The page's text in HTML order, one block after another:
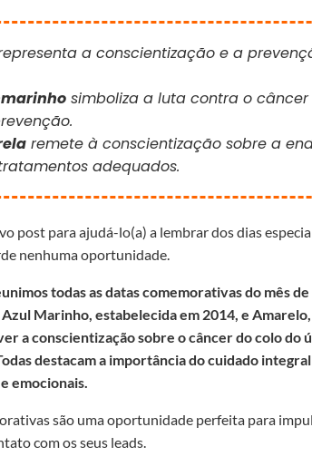
a conscientização e a
simboliza a luta contra o
remete à conscientização sobre a
adequados.
post para ajudá-lo(a) a lembrar dos dias
nenhuma oportunidade.
todas as datas comemorativas do mês
Marinho, estabelecida em 2014, e
a conscientização sobre o câncer do colo do
destacam a importância do cuidado
emocionais.
são uma oportunidade perfeita para
com os seus leads.